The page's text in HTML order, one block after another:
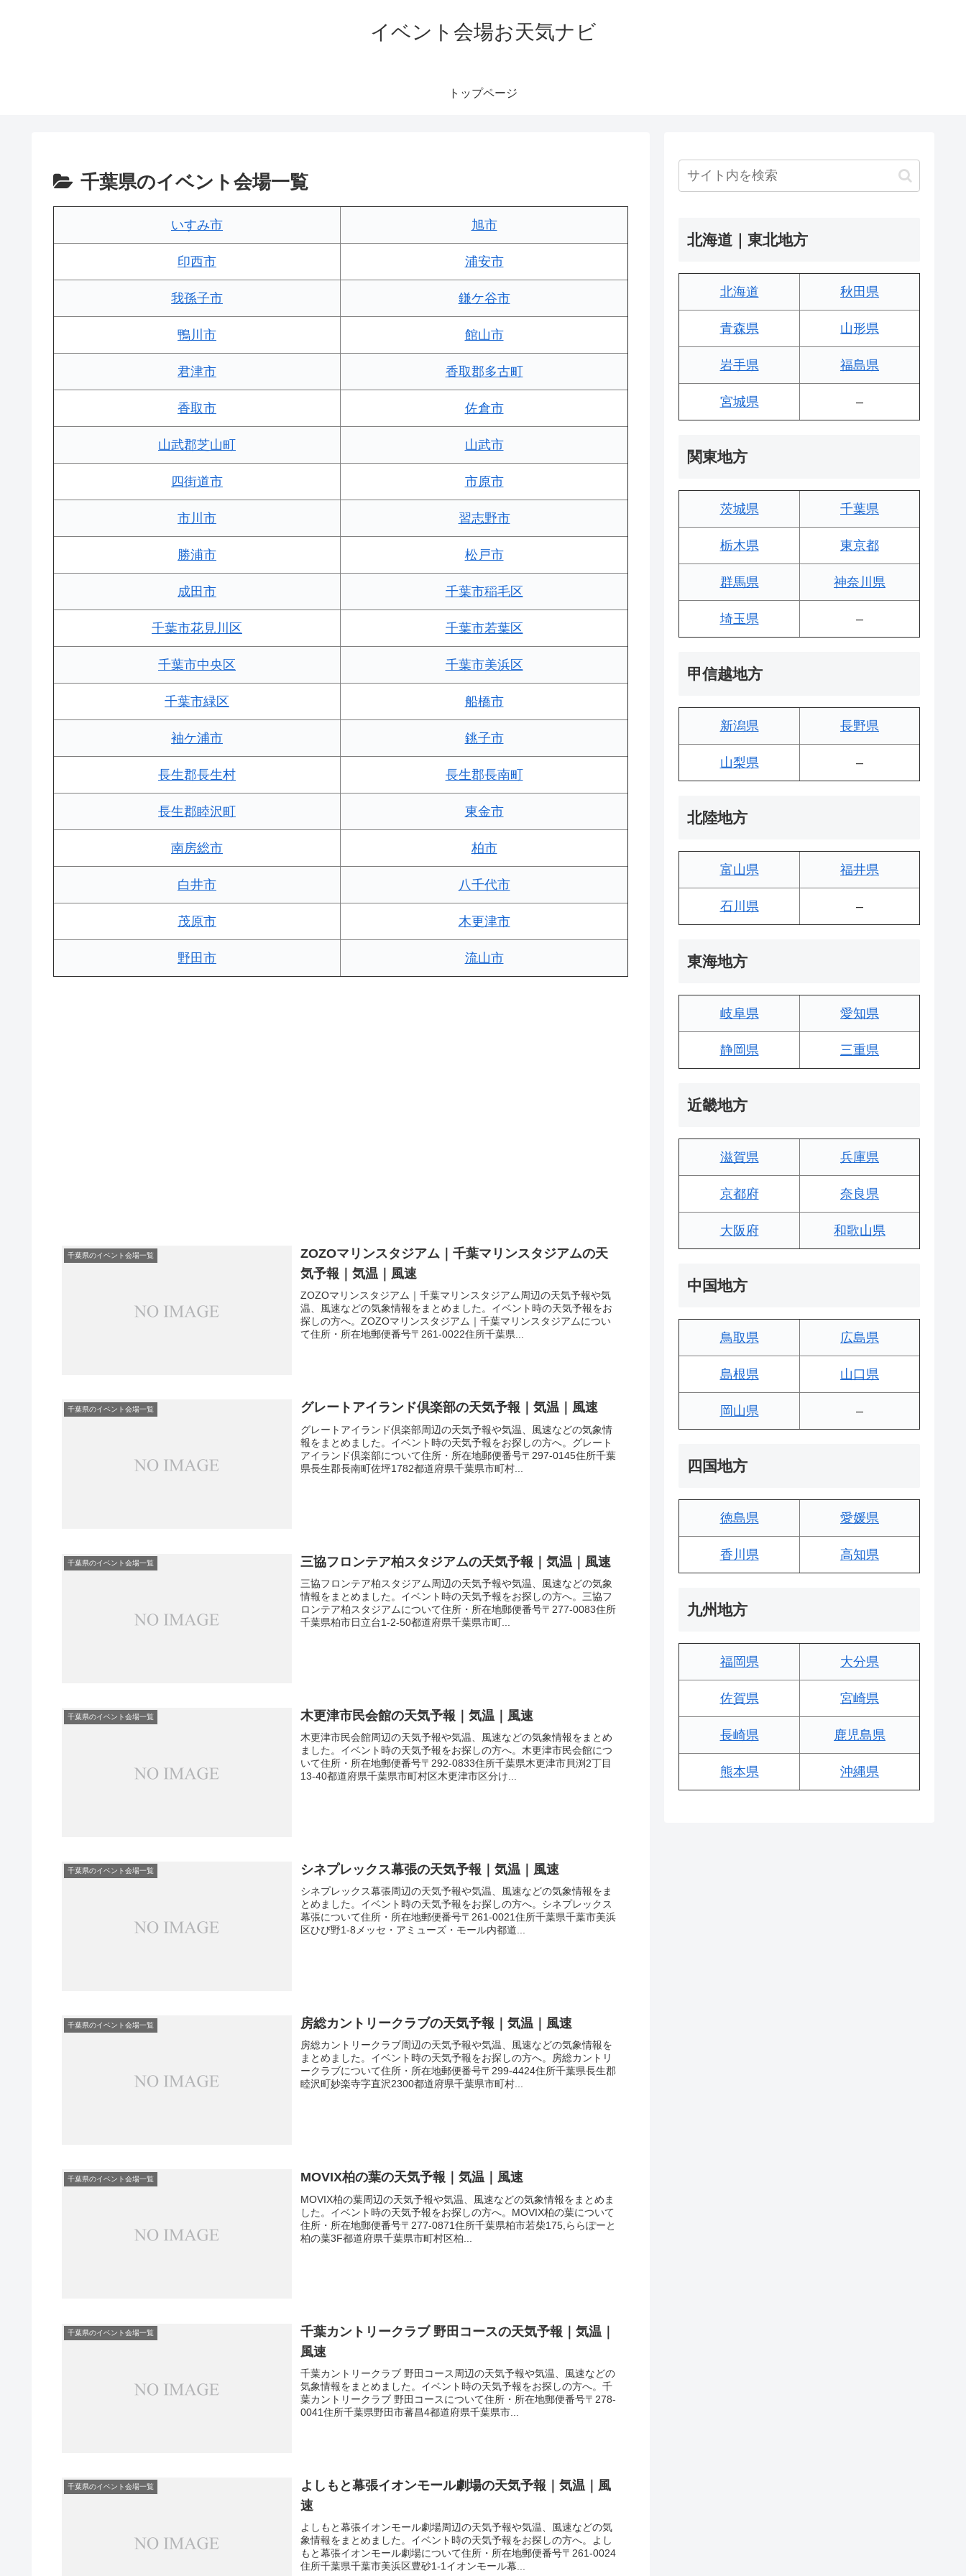
イベント会場お天気ナビ
トップページ
千葉県のイベント会場一覧
いすみ市 旭市
印西市 浦安市
我孫子市 鎌ケ谷市
鴨川市 館山市
君津市 香取郡多古町
香取市 佐倉市
山武郡芝山町 山武市
四街道市 市原市
市川市 習志野市
勝浦市 松戸市
成田市 千葉市稲毛区
千葉市花見川区 千葉市若葉区
千葉市中央区 千葉市美浜区
千葉市緑区 船橋市
袖ケ浦市 銚子市
長生郡長生村 長生郡長南町
長生郡睦沢町 東金市
南房総市 柏市
白井市 八千代市
茂原市 木更津市
野田市 流山市
千葉県のイベント会場一覧
ZOZOマリンスタジアム｜千葉マリンスタジアムの天
気予報｜気温｜風速
ZOZOマリンスタジアム｜千葉マリンスタジアム周辺の天気予報や気
温、風速などの気象情報をまとめました。イベント時の天気予報をお
探しの方へ。ZOZOマリンスタジアム｜千葉マリンスタジアムについ
て住所・所在地郵便番号〒261-0022住所千葉県...
千葉県のイベント会場一覧 グレートアイランド倶楽部の天気予報｜気温｜風速
グレートアイランド倶楽部周辺の天気予報や気温、風速などの気象情
報をまとめました。イベント時の天気予報をお探しの方へ。グレート
アイランド倶楽部について住所・所在地郵便番号〒297-0145住所千葉
県長生郡長南町佐坪1782都道府県千葉県市町村...
千葉県のイベント会場一覧 三協フロンテア柏スタジアムの天気予報｜気温｜風速
三協フロンテア柏スタジアム周辺の天気予報や気温、風速などの気象
情報をまとめました。イベント時の天気予報をお探しの方へ。三協フ
ロンテア柏スタジアムについて住所・所在地郵便番号〒277-0083住所
千葉県柏市日立台1-2-50都道府県千葉県市町...
千葉県のイベント会場一覧 木更津市民会館の天気予報｜気温｜風速
木更津市民会館周辺の天気予報や気温、風速などの気象情報をまとめ
ました。イベント時の天気予報をお探しの方へ。木更津市民会館につ
いて住所・所在地郵便番号〒292-0833住所千葉県木更津市貝渕2丁目
13-40都道府県千葉県市町村区木更津市区分け...
千葉県のイベント会場一覧 シネプレックス幕張の天気予報｜気温｜風速
シネプレックス幕張周辺の天気予報や気温、風速などの気象情報をま
とめました。イベント時の天気予報をお探しの方へ。シネプレックス
幕張について住所・所在地郵便番号〒261-0021住所千葉県千葉市美浜
区ひび野1-8メッセ・アミューズ・モール内都道...
千葉県のイベント会場一覧 房総カントリークラブの天気予報｜気温｜風速
房総カントリークラブ周辺の天気予報や気温、風速などの気象情報を
まとめました。イベント時の天気予報をお探しの方へ。房総カントリ
ークラブについて住所・所在地郵便番号〒299-4424住所千葉県長生郡
睦沢町妙楽寺字直沢2300都道府県千葉県市町村...
千葉県のイベント会場一覧 MOVIX柏の葉の天気予報｜気温｜風速
MOVIX柏の葉周辺の天気予報や気温、風速などの気象情報をまとめま
した。イベント時の天気予報をお探しの方へ。MOVIX柏の葉について
住所・所在地郵便番号〒277-0871住所千葉県柏市若柴175,ららぽーと
柏の葉3F都道府県千葉県市町村区柏...
千葉県のイベント会場一覧
千葉カントリークラブ 野田コースの天気予報｜気温｜
風速
千葉カントリークラブ 野田コース周辺の天気予報や気温、風速などの
気象情報をまとめました。イベント時の天気予報をお探しの方へ。千
葉カントリークラブ 野田コースについて住所・所在地郵便番号〒278-
0041住所千葉県野田市蕃昌4都道府県千葉県市...
千葉県のイベント会場一覧
よしもと幕張イオンモール劇場の天気予報｜気温｜風
速
よしもと幕張イオンモール劇場周辺の天気予報や気温、風速などの気
象情報をまとめました。イベント時の天気予報をお探しの方へ。よし
もと幕張イオンモール劇場について住所・所在地郵便番号〒261-0024
住所千葉県千葉市美浜区豊砂1-1イオンモール幕...
北海道｜東北地方
北海道 秋田県
青森県 山形県
岩手県 福島県
宮城県 –
関東地方
茨城県 千葉県
栃木県 東京都
群馬県 神奈川県
埼玉県 –
甲信越地方
新潟県 長野県
山梨県 –
北陸地方
富山県 福井県
石川県 –
東海地方
岐阜県 愛知県
静岡県 三重県
近畿地方
滋賀県 兵庫県
京都府 奈良県
大阪府 和歌山県
中国地方
鳥取県 広島県
島根県 山口県
岡山県 –
四国地方
徳島県 愛媛県
香川県 高知県
九州地方
福岡県 大分県
佐賀県 宮崎県
長崎県 鹿児島県
熊本県 沖縄県